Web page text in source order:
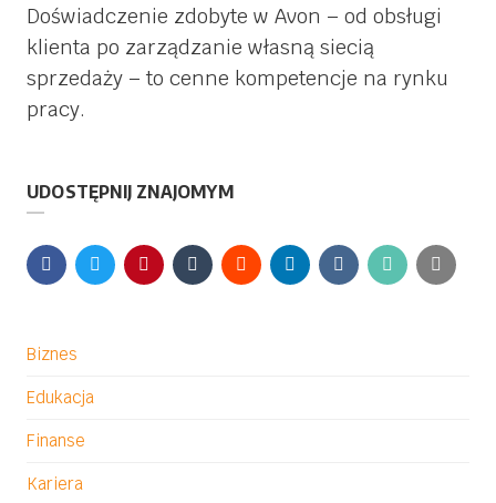
Doświadczenie zdobyte w Avon – od obsługi
klienta po zarządzanie własną siecią
sprzedaży – to cenne kompetencje na rynku
pracy.
UDOSTĘPNIJ ZNAJOMYM
Biznes
Edukacja
Finanse
Kariera